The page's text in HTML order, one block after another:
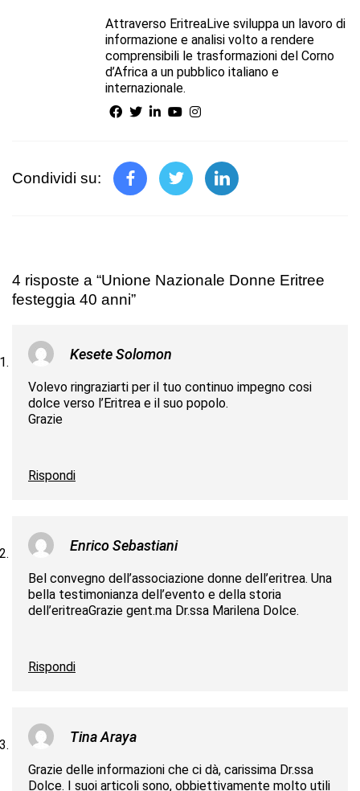
Attraverso EritreaLive sviluppa un lavoro di
informazione e analisi volto a rendere
comprensibili le trasformazioni del Corno
d’Africa a un pubblico italiano e
internazionale.
Condividi su:
4 risposte a “Unione Nazionale Donne Eritree
festeggia 40 anni”
Kesete Solomon
Volevo ringraziarti per il tuo continuo impegno cosi
dolce verso l’Eritrea e il suo popolo.
Grazie
Rispondi
Enrico Sebastiani
Bel convegno dell’associazione donne dell’eritrea. Una
bella testimonianza dell’evento e della storia
dell’eritreaGrazie gent.ma Dr.ssa Marilena Dolce.
Rispondi
Tina Araya
Grazie delle informazioni che ci dà, carissima Dr.ssa
Dolce. I suoi articoli sono, obbiettivamente molto utili